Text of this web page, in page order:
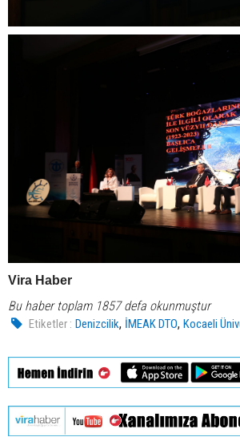
Vira Haber
Bu haber toplam 1857 defa okunmuştur
Etiketler : Denizcilik, İMEAK DTO,Kocaeli